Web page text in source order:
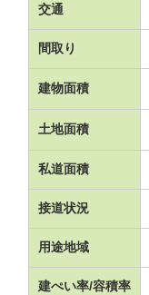
交通
間取り
建物面積
土地面積
私道面積
接道状況
用途地域
建ぺい率/容積率